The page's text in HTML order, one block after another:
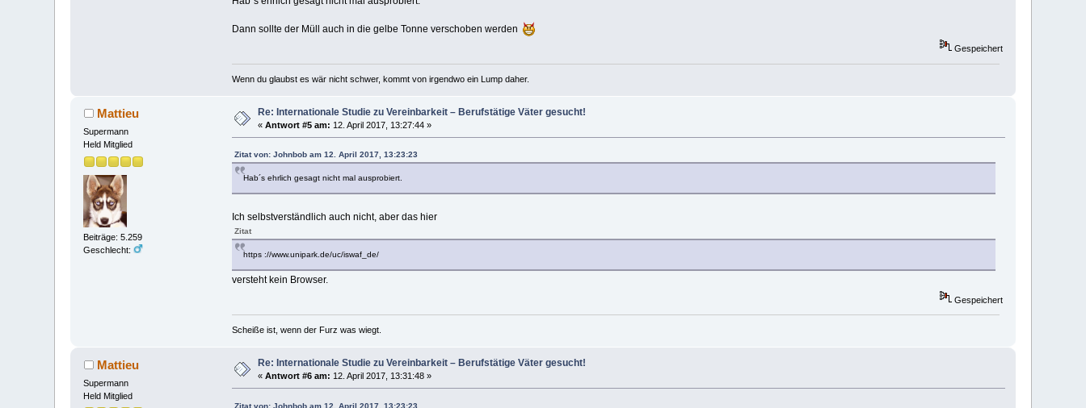
Dann sollte der Müll auch in die gelbe Tonne verschoben werden
Gespeichert
Wenn du glaubst es wär nicht schwer, kommt von irgendwo ein Lump daher.
Mattieu
Supermann
Held Mitglied
Beiträge: 5.259
Geschlecht:
Re: Internationale Studie zu Vereinbarkeit – Berufstätige Väter gesucht!
«Antwort #5 am: 12. April 2017, 13:27:44 »
Zitat von: Johnbob am 12. April 2017, 13:23:23
Hab´s ehrlich gesagt nicht mal ausprobiert.
Ich selbstverständlich auch nicht, aber das hier
Zitat
https ://www.unipark.de/uc/iswaf_de/
versteht kein Browser.
Gespeichert
Scheiße ist, wenn der Furz was wiegt.
Mattieu
Supermann
Held Mitglied
Re: Internationale Studie zu Vereinbarkeit – Berufstätige Väter gesucht!
«Antwort #6 am: 12. April 2017, 13:31:48 »
Zitat von: Johnbob am 12. April 2017, 13:23:23